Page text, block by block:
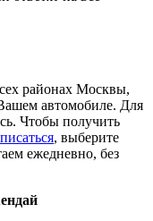
районах Москвы,
автомобиле. Для
Чтобы получить
, выберите
ежедневно, без